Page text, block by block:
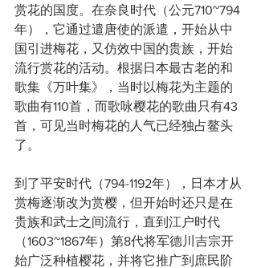
赏花的国度。在奈良时代（公元710~794
年），它通过遣唐使的派遣，开始从中
国引进梅花，又仿效中国的贵族，开始
流行赏花的活动。根据日本最古老的和
歌集《万叶集》，当时以梅花为主题的
歌曲有110首，而歌咏樱花的歌曲只有43
首，可见当时梅花的人气已经独占鳌头
了。
到了平安时代（794-1192年），日本才从
赏梅逐渐改为赏樱，但开始时还只是在
贵族和武士之间流行，直到江户时代
（1603~1867年）第8代将军德川吉宗开
始广泛种植樱花，并将它推广到庶民阶